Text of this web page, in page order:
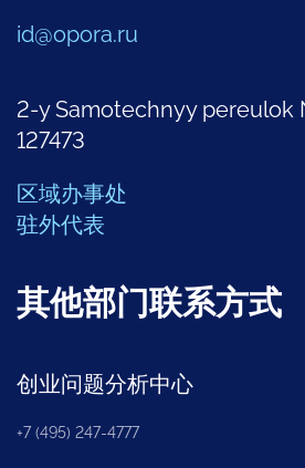
id@opora.ru
2-y Samotechnyy pereulok
127473
区域办事处
驻外代表
其他部门联系方式
创业问题分析中心
+7 (495) 247-4777